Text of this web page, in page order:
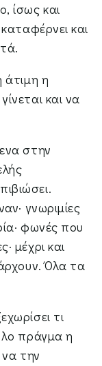
ίσως και
και
άτιμη η
και να
στην
γνωριμίες
φωνές που
μέχρι και
Όλα τα
τι
πράγμα η
να την